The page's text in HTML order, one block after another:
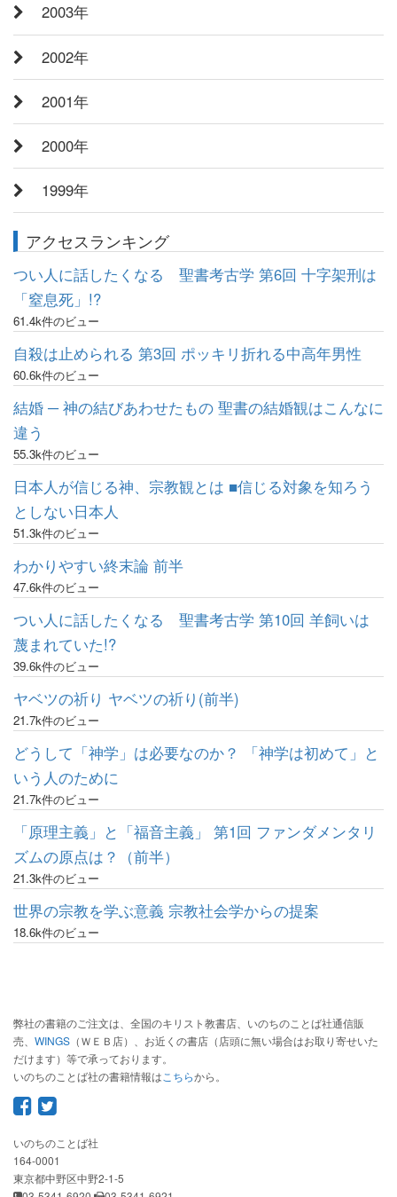
2003年
2002年
2001年
2000年
1999年
アクセスランキング
つい人に話したくなる 聖書考古学 第6回 十字架刑は
「窒息死」!?
61.4k件のビュー
自殺は止められる 第3回 ポッキリ折れる中高年男性
60.6k件のビュー
結婚 ─ 神の結びあわせたもの 聖書の結婚観はこんなに
違う
55.3k件のビュー
日本人が信じる神、宗教観とは ■信じる対象を知ろう
としない日本人
51.3k件のビュー
わかりやすい終末論 前半
47.6k件のビュー
つい人に話したくなる 聖書考古学 第10回 羊飼いは
蔑まれていた!?
39.6k件のビュー
ヤベツの祈り ヤベツの祈り(前半)
21.7k件のビュー
どうして「神学」は必要なのか？ 「神学は初めて」と
いう人のために
21.7k件のビュー
「原理主義」と「福音主義」 第1回 ファンダメンタリ
ズムの原点は？（前半）
21.3k件のビュー
世界の宗教を学ぶ意義 宗教社会学からの提案
18.6k件のビュー
弊社の書籍のご注文は、全国のキリスト教書店、いのちのことば社通信販
売、 WINGS （ＷＥＢ店）、お近くの書店（店頭に無い場合はお取り寄せいた
だけます）等で承っております。
いのちのことば社の書籍情報は こちらから。
いのちのことば社
164-0001
東京都中野区中野2-1-5